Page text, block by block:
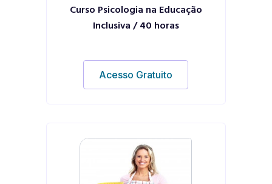
Curso Psicologia na Educação
Inclusiva / 40 horas
Acesso Gratuito